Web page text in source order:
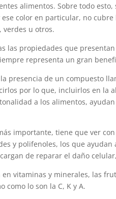
alimentos. Sobre todo
color en particular, no
verdes u otros.
las propiedades que
representa un gran
presencia de un compuesto
por lo que, incluirlos en la
a los alimentos,
importante, tiene que ver
y polifenoles, los que
de reparar el daño
en vitaminas y minerales, las
como lo son la C, K y A.